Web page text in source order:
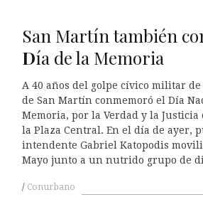
San Martín también
Día de la Memoria
A 40 años del golpe cívico militar
de San Martín conmemoró el Día
Memoria, por la Verdad y la
la Plaza Central. En el día de ayer,
intendente Gabriel Katopodis
Mayo junto a un nutrido grupo de
Conurbano